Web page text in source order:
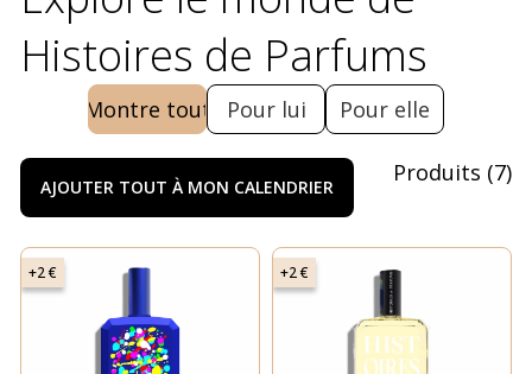
Histoires de Parfums
Montre tout Pour lui Pour elle
AJOUTER TOUT À MON CALENDRIER
Produits (7)
+2 € +2 €